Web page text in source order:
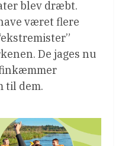
blev dræbt.
været flere
De jages nu
til dem.